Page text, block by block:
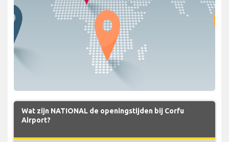
Wat zijn NATIONAL de openingstijden bij Corfu
Airport?